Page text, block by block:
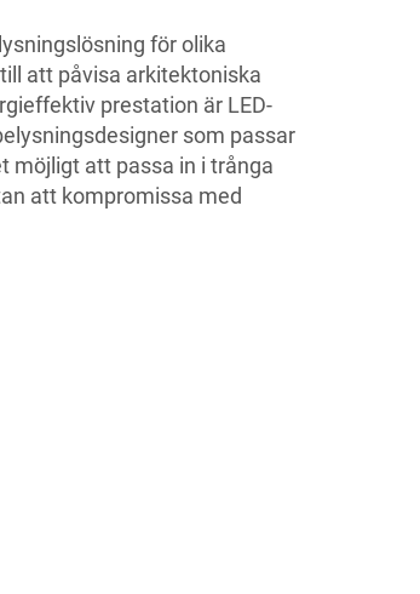
för olika
att påvisa arkitektoniska
prestation är LED-
som passar
möjligt att passa in i trånga
att kompromissa med